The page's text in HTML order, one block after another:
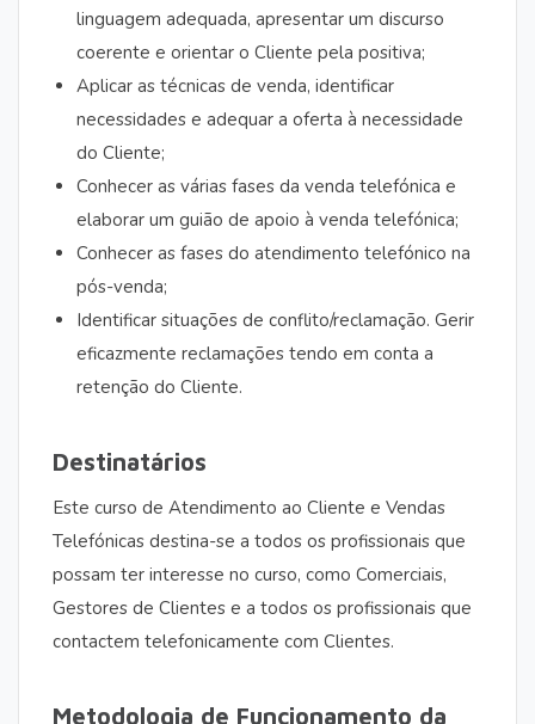
linguagem adequada, apresentar um discurso
coerente e orientar o Cliente pela positiva;
Aplicar as técnicas de venda, identificar
necessidades e adequar a oferta à necessidade
do Cliente;
Conhecer as várias fases da venda telefónica e
elaborar um guião de apoio à venda telefónica;
Conhecer as fases do atendimento telefónico na
pós-venda;
Identificar situações de conflito/reclamação. Gerir
eficazmente reclamações tendo em conta a
retenção do Cliente.
Destinatários
Este curso de Atendimento ao Cliente e Vendas
Telefónicas destina-se a todos os profissionais que
possam ter interesse no curso, como Comerciais,
Gestores de Clientes e a todos os profissionais que
contactem telefonicamente com Clientes.
Metodologia de Funcionamento da